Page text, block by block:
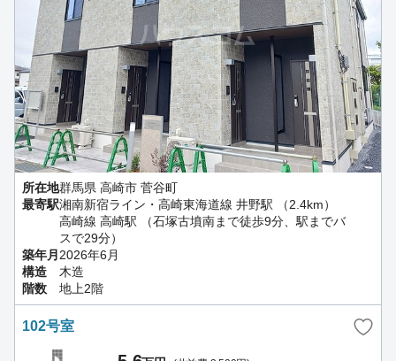
所在地群馬県 高崎市 菅谷町
最寄駅湘南新宿ライン・高崎東海道線 井野駅 （2.4km）
高崎線 高崎駅 （石塚古墳南まで徒歩9分、駅までバ
スで29分）
築年月 2026年6月
構造
木造
階数
地上2階
102号室